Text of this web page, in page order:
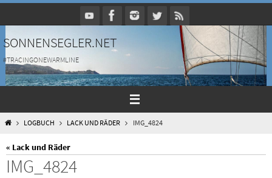
Inhalt
springen
SONNENSEGLER.NET
#TRACINGONEWARMLINE
HOMELOGBUCH LACK UND RÄDER IMG_4824
« Lack und Räder
IMG_4824